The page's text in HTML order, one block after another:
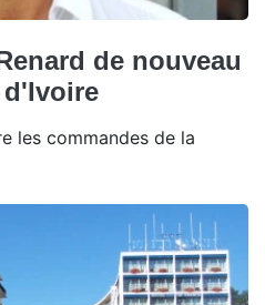
de nouveau
d'Ivoire
les commandes de la